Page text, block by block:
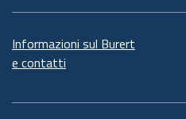
Informazioni sul Burert
e contatti